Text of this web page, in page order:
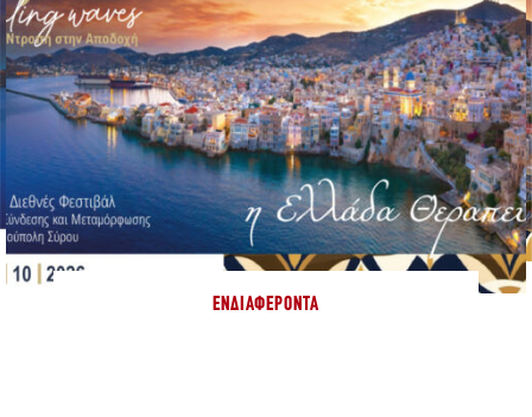
ΕΝΔΙΑΦΈΡΟΝΤΑ